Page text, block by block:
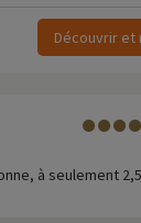
Découvrir
à seulement